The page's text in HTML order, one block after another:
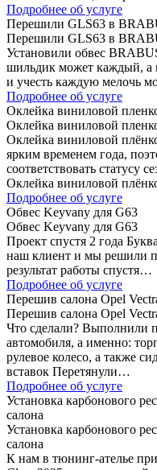
Подробнее об услуге
Перешили GLS63 в
Перешили GLS63 в
Установили обвес
шильдик может каждый, а
и учесть каждую мелочь
Подробнее об услуге
Оклейка виниловой
Оклейка виниловой
Оклейка виниловой
ярким временем года,
соответствовать статусу
Оклейка виниловой
Подробнее об услуге
Обвес Keyvany для G63
Обвес Keyvany для G63
Проект спустя 2 года
наш клиент и мы решили
результат работы спустя…
Подробнее об услуге
Перешив салона Opel
Перешив салона Opel
Что сделали? Выполнили
автомобиля, а именно:
рулевое колесо, а также
вставок Перетянули…
Подробнее об услуге
Установка карбонового
салона
Установка карбонового
салона
К нам в тюнинг-ателье